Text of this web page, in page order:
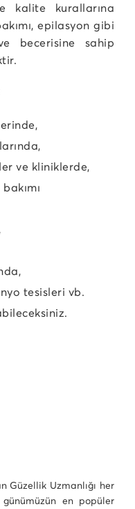
kalite kurallarına
epilasyon gibi
becerisine sahip
ve kliniklerde,
tesisleri vb.
Güzellik Uzmanlığı her
en popüler